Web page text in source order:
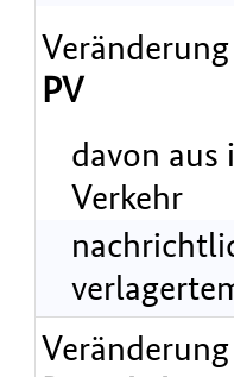
PV
davon
Verkehr